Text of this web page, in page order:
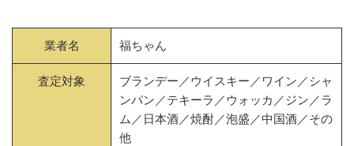
業者名 福ちゃん
査定対象
ブランデー／ウイスキー／ワイン／シャ
ンパン／テキーラ／ウォッカ／ジン／ラ
ム／日本酒／焼酎／泡盛／中国酒／その
他